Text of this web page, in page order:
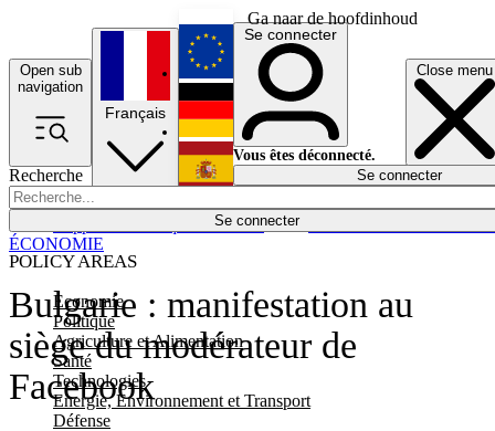
Ga naar de hoofdinhoud
Open sub
navigation
Close menu
Recherche
Se connecter
POLICY AREAS
Economie
Politique
Agriculture et Alimentation
Santé
Technologies
Energie, Environnement et Transport
Défense
Économie
Français
English
Deutsch
Español
Se connecter
Vous êtes déconnecté.
Se connecter
Bulgarie : manifestation au
siège du modérateur de
Facebook
ÉCONOMIE